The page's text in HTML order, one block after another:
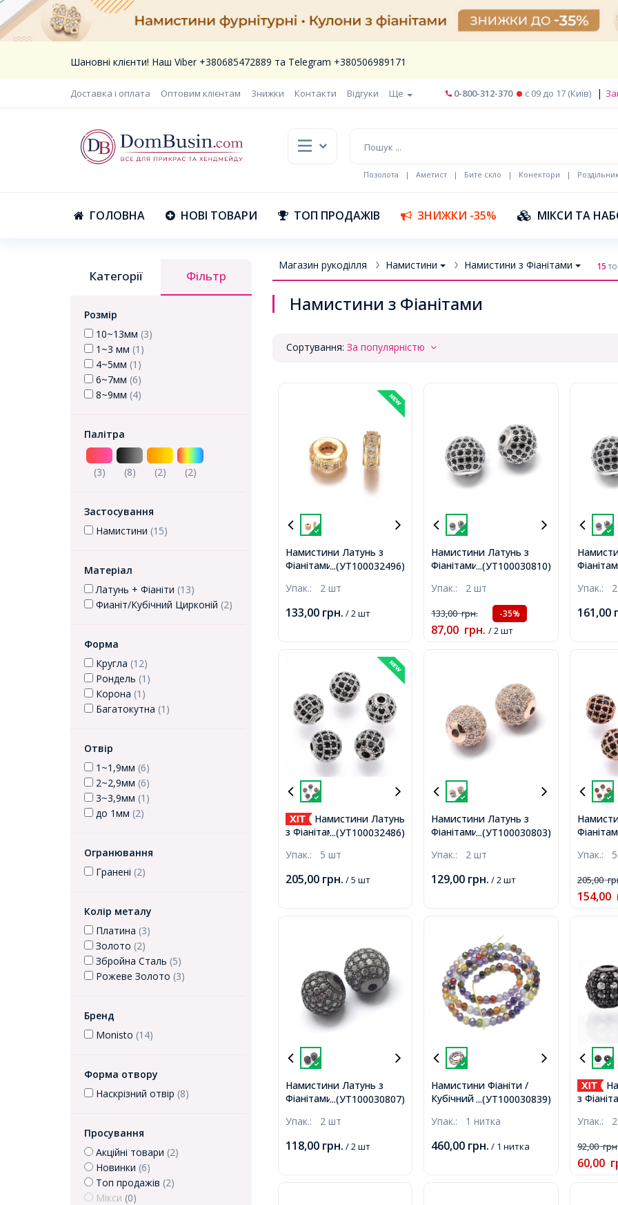
Шановні клієнти! Наш Viber +380685472889 та Telegram +380506989171
Доставка і оплата Оптовим клієнтам Знижки Контакти Відгуки Ще 0-800-312-370 c 09 до 17 (Київ) |
Позолота | Аметист | Бите скло | Конектори |
ГОЛОВНА НОВІ ТОВАРИ ТОП ПРОДАЖІВ ЗНИЖКИ -35% МІКСИ ТА
Категорії Фільтр
Розмір
10~13мм (3)
1~3 мм (1)
4~5мм (1)
6~7мм (6)
8~9мм (4)
Палітра
(3) (8) (2) (2)
Застосування
Намистини (15)
Матеріал
Латунь + Фіаніти (13)
Фианіт/Кубічний Цирконій (2)
Форма
Кругла (12)
Рондель (1)
Корона (1)
Багатокутна (1)
Отвір
1~1,9мм (6)
2~2,9мм (6)
3~3,9мм (1)
до 1мм (2)
Огранювання
Гранені (2)
Колір металу
Платина (3)
Золото (2)
Збройна Сталь (5)
Рожеве Золото (3)
Бренд
Monisto (14)
Форма отвору
Наскрізний отвір (8)
Просування
Акційні товари (2)
Новинки (6)
Топ продажів (2)
Мікси (0)
Магазин рукоділля Намистини Намистини з Фіанітами 15
Намистини з Фіанітами
Сортування: За популярністю
...(УТ100032496)
Намистини Латунь з
Фіанітами, Рондель,
3мм,
Упак.: 2 шт
133,00 грн. / 2 шт
...(УТ100030810)
Намистини Латунь з
Фіанітами, Круглі, Стійке
Колір фіанітів: Чорний,
6х6мм, Отвір 1.5мм,
Упак.: 2 шт
133,00грн. -35%
87,00 грн. / 2 шт
Колір
2мм,
Упак.:
161,00
...(УТ100032486)
Намистини Латунь
з Фіанітами, Круглі,
Платина/Чорний, 8х7мм,
Упак.: 5 шт
205,00 грн. / 5 шт
...(УТ100030803)
Намистини Латунь з
Фіанітами, Круглі, Стійке
Золото/Безбарвний,
Упак.: 2 шт
129,00 грн. / 2 шт
Золото/
Упак.:
205,00
154,00
...(УТ100030807)
Намистини Латунь з
Фіанітами, Круглі, Стійке
сталь, 8х7мм, Отвір 2мм,
Упак.: 2 шт
118,00 грн. / 2 шт
...(УТ100030839)
Намистини Фіаніти /
Кубічний Цирконій,
Нитках, Колір: Мікс, 4мм,
87шт/36см/нитка,
Упак.: 1 нитка
460,00 грн. / 1 нитка
з
Упак.:
92,00
60,00